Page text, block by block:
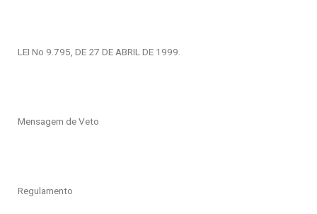
LEI No 9.795, DE 27 DE ABRIL DE 1999.
Mensagem de Veto
Regulamento